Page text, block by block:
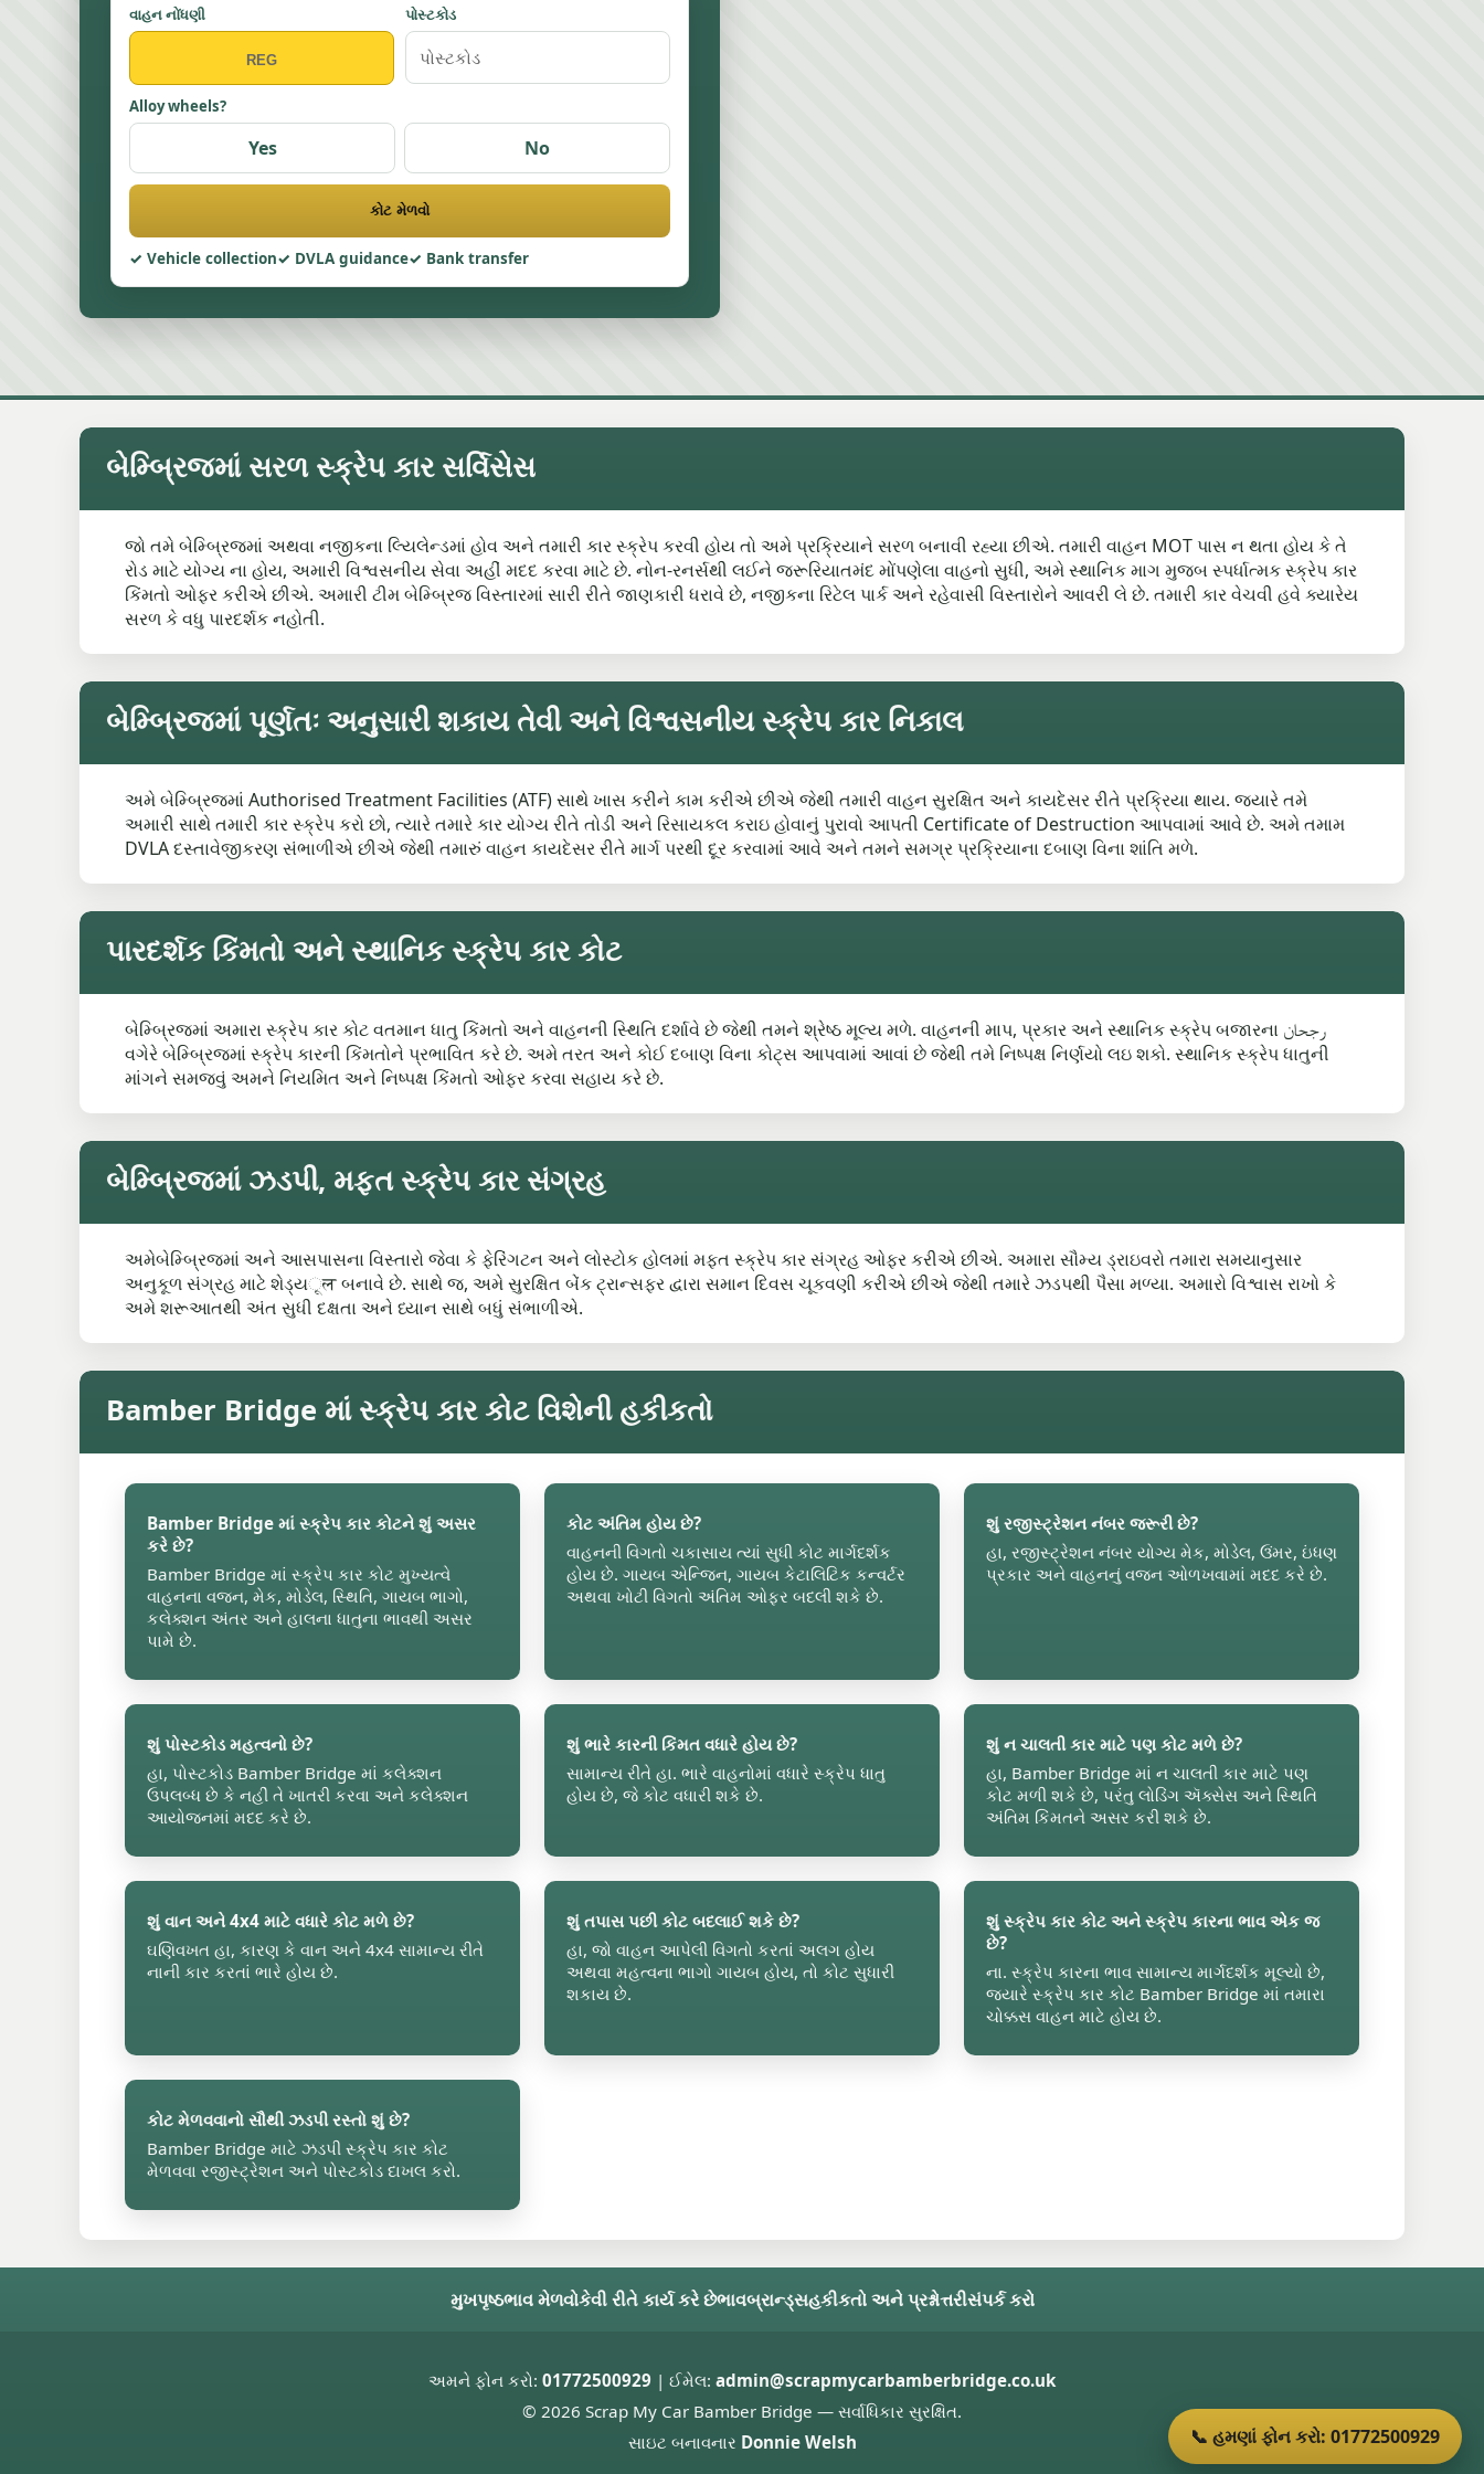
વાહન નોંધણી પોસ્ટકોડ
Alloy wheels?
Yes No
કોટ મેળવો
Vehicle collection DVLA guidance Bank transfer
બેમ્બ્રિજમાં સરળ સ્ક્રેપ કાર સર્વિસેસ
જો તમે બેમ્બ્રિજમાં અથવા નજીકના લ્યિલેન્ડમાં હોવ અને તમારી કાર સ્ક્રેપ કરવી હોય તો અમે પ્રક્રિયાને સરળ બનાવી રહ્યા છીએ. તમારી વાહન MOT પાસ ન થતા હોય કે તે
રોડ માટે યોગ્ય ના હોય, અમારી વિશ્વસનીય સેવા અહીં મદદ કરવા માટે છે. નોન-રનર્સથી લઈને જરૂરિયાતમંદ મોંપણેલા વાહનો સુધી, અમે સ્થાનિક માગ મુજબ સ્પર્ધાત્મક સ્ક્રેપ કાર
કિંમતો ઓફર કરીએ છીએ. અમારી ટીમ બેમ્બ્રિજ વિસ્તારમાં સારી રીતે જાણકારી ધરાવે છે, નજીકના રિટેલ પાર્ક અને રહેવાસી વિસ્તારોને આવરી લે છે. તમારી કાર વેચવી હવે ક્યારેય
સરળ કે વધુ પારદર્શક નહોતી.
બેમ્બ્રિજમાં પૂર્ણતઃ અનુસારી શકાય તેવી અને વિશ્વસનીય સ્ક્રેપ કાર નિકાલ
અમે બેમ્બ્રિજમાં Authorised Treatment Facilities (ATF) સાથે ખાસ કરીને કામ કરીએ છીએ જેથી તમારી વાહન સુરક્ષિત અને કાયદેસર રીતે પ્રક્રિયા થાય. જયારે તમે
અમારી સાથે તમારી કાર સ્ક્રેપ કરો છો, ત્યારે તમારે કાર યોગ્ય રીતે તોડી અને રિસાયકલ કરાઇ હોવાનું પુરાવો આપતી Certificate of Destruction આપવામાં આવે છે. અમે તમામ
DVLA દસ્તાવેજીકરણ સંભાળીએ છીએ જેથી તમારું વાહન કાયદેસર રીતે માર્ગ પરથી દૂર કરવામાં આવે અને તમને સમગ્ર પ્રક્રિયાના દબાણ વિના શાંતિ મળે.
પારદર્શક કિંમતો અને સ્થાનિક સ્ક્રેપ કાર કોટ
બેમ્બ્રિજમાં અમારા સ્ક્રેપ કાર કોટ વતમાન ધાતુ કિંમતો અને વાહનની સ્થિતિ દર્શાવે છે જેથી તમને શ્રેષ્ઠ મૂલ્ય મળે. વાહનની માપ, પ્રકાર અને સ્થાનિક સ્ક્રેપ બજારના رجحان
વગેરે બેમ્બ્રિજમાં સ્ક્રેપ કારની કિંમતોને પ્રભાવિત કરે છે. અમે તરત અને કોઈ દબાણ વિના કોટ્સ આપવામાં આવાં છે જેથી તમે નિષ્પક્ષ નિર્ણયો લઇ શકો. સ્થાનિક સ્ક્રેપ ધાતુની
માંગને સમજવું અમને નિયમિત અને નિષ્પક્ષ કિંમતો ઓફર કરવા સહાય કરે છે.
બેમ્બ્રિજમાં ઝડપી, મફત સ્ક્રેપ કાર સંગ્રહ
અમેબેમ્બ્રિજમાં અને આસપાસના વિસ્તારો જેવા કે ફેરિંગટન અને લોસ્ટોક હોલમાં મફત સ્ક્રેપ કાર સંગ્રહ ઓફર કરીએ છીએ. અમારા સૌમ્ય ડ્રાઇવરો તમારા સમયાનુસાર
અનુકૂળ સંગ્રહ માટે શેડ્યूल બનાવે છે. સાથે જ, અમે સુરક્ષિત બેંક ટ્રાન્સફર દ્વારા સમાન દિવસ ચૂકવણી કરીએ છીએ જેથી તમારે ઝડપથી પૈસા મળ્યા. અમારો વિશ્વાસ રાખો કે
અમે શરૂઆતથી અંત સુધી દક્ષતા અને ધ્યાન સાથે બધું સંભાળીએ.
Bamber Bridge માં સ્ક્રેપ કાર કોટ વિશેની હકીકતો
Bamber Bridge માં સ્ક્રેપ કાર કોટને શું અસર
કરે છે?
Bamber Bridge માં સ્ક્રેપ કાર કોટ મુખ્યત્વે
વાહનના વજન, મેક, મોડેલ, સ્થિતિ, ગાયબ ભાગો,
કલેક્શન અંતર અને હાલના ધાતુના ભાવથી અસર
પામે છે.
કોટ અંતિમ હોય છે?
વાહનની વિગતો ચકાસાય ત્યાં સુધી કોટ માર્ગદર્શક
હોય છે. ગાયબ એન્જિન, ગાયબ કેટાલિટિક કન્વર્ટર
અથવા ખોટી વિગતો અંતિમ ઓફર બદલી શકે છે.
શું રજીસ્ટ્રેશન નંબર જરૂરી છે?
હા, રજીસ્ટ્રેશન નંબર યોગ્ય મેક, મોડેલ, ઉંમર, ઇંધણ
પ્રકાર અને વાહનનું વજન ઓળખવામાં મદદ કરે છે.
શું પોસ્ટકોડ મહત્વનો છે?
હા, પોસ્ટકોડ Bamber Bridge માં કલેક્શન
ઉપલબ્ધ છે કે નહીં તે ખાતરી કરવા અને કલેક્શન
આયોજનમાં મદદ કરે છે.
શું ભારે કારની કિંમત વધારે હોય છે?
સામાન્ય રીતે હા. ભારે વાહનોમાં વધારે સ્ક્રેપ ધાતુ
હોય છે, જે કોટ વધારી શકે છે.
શું ન ચાલતી કાર માટે પણ કોટ મળે છે?
હા, Bamber Bridge માં ન ચાલતી કાર માટે પણ
કોટ મળી શકે છે, પરંતુ લોડિંગ ઍક્સેસ અને સ્થિતિ
અંતિમ કિંમતને અસર કરી શકે છે.
શું વાન અને 4x4 માટે વધારે કોટ મળે છે?
ઘણિવખત હા, કારણ કે વાન અને 4x4 સામાન્ય રીતે
નાની કાર કરતાં ભારે હોય છે.
શું તપાસ પછી કોટ બદલાઈ શકે છે?
હા, જો વાહન આપેલી વિગતો કરતાં અલગ હોય
અથવા મહત્વના ભાગો ગાયબ હોય, તો કોટ સુધારી
શકાય છે.
શું સ્ક્રેપ કાર કોટ અને સ્ક્રેપ કારના ભાવ એક જ
છે?
ના. સ્ક્રેપ કારના ભાવ સામાન્ય માર્ગદર્શક મૂલ્યો છે,
જ્યારે સ્ક્રેપ કાર કોટ Bamber Bridge માં તમારા
ચોક્કસ વાહન માટે હોય છે.
કોટ મેળવવાનો સૌથી ઝડપી રસ્તો શું છે?
Bamber Bridge માટે ઝડપી સ્ક્રેપ કાર કોટ
મેળવવા રજીસ્ટ્રેશન અને પોસ્ટકોડ દાખલ કરો.
મુખપૃષ્ઠભાવ મેળવોકેવી રીતે કાર્ય કરે છેભાવબ્રાન્ડ્સહકીકતો અને પ્રશ્નોત્તરીસંપર્ક કરો
અમને ફોન કરો: 01772500929 | ઈમેલ: admin@scrapmycarbamberbridge.co.uk
© 2026 Scrap My Car Bamber Bridge — સર્વાધિકાર સુરક્ષિત.
સાઇટ બનાવનાર Donnie Welsh 📞 હમણાં ફોન કરો: 01772500929